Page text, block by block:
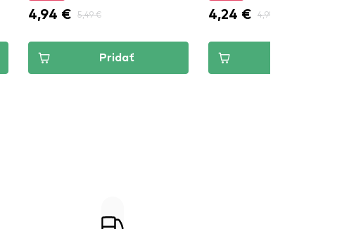
4,94 € 5,49 €
Pridať
4,24 € 4,99 €